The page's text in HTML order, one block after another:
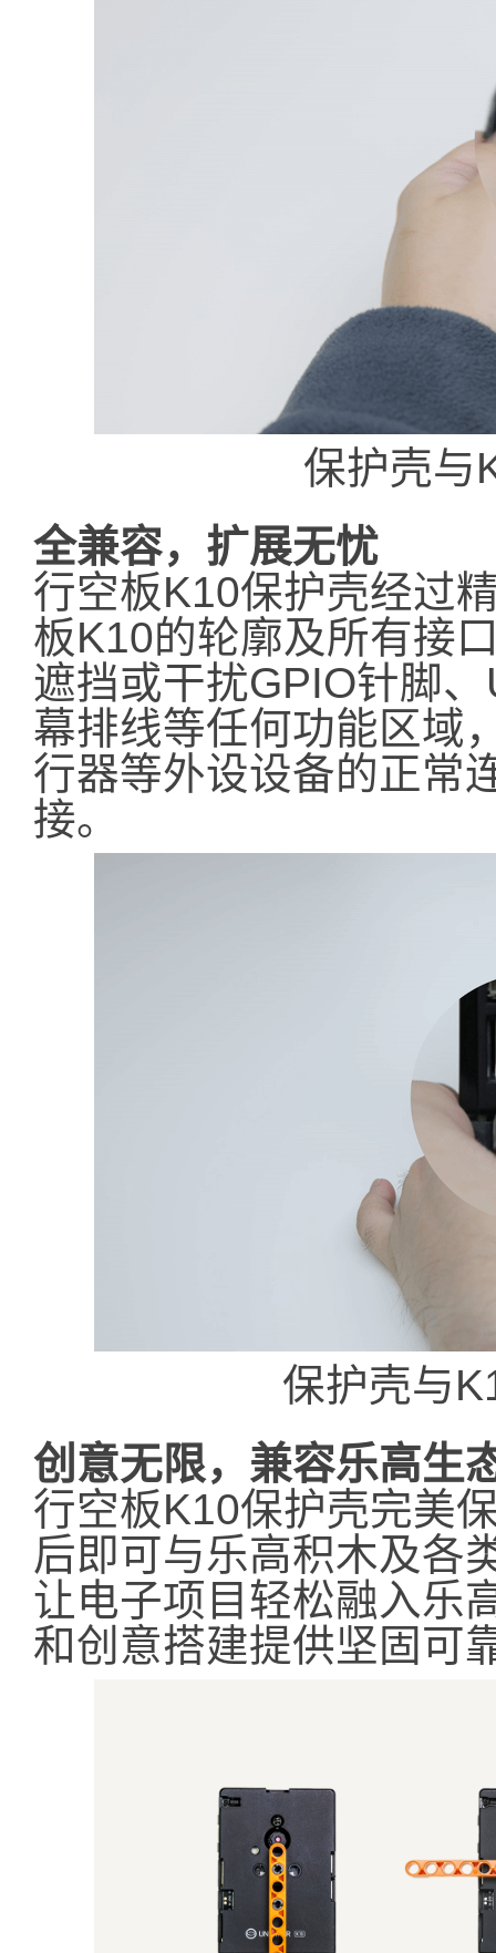
保护壳与
全兼容，扩展无忧​​
行空板K10保护壳经过
板K10的轮廓及所有接
遮挡或干扰GPIO针脚
幕排线等任何功能区域
行器等外设设备的正常
接。
保护壳与
创意无限，兼容乐高生
行空板K10保护壳完美
后即可与乐高积木及各
让电子项目轻松融入乐
和创意搭建提供坚固可